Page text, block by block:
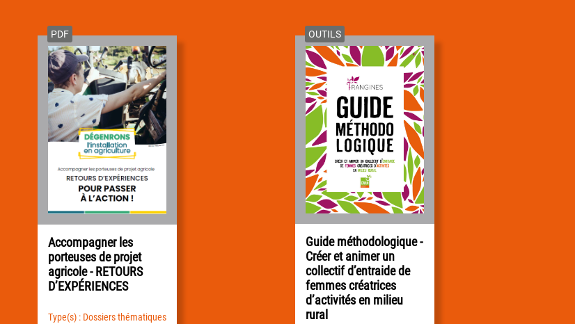
PDF
Accompagner les
porteuses de projet
agricole - RETOURS
D’EXPÉRIENCES
Type(s) : Dossiers thématiques
OUTILS
Guide méthodologique -
Créer et animer un
collectif d’entraide de
femmes créatrices
d’activités en milieu
rural